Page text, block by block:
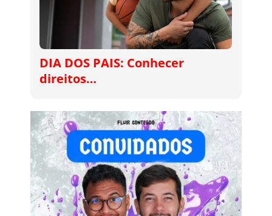
DIA DOS PAIS: Conhecer
direitos…